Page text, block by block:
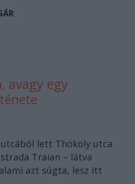
avagy egy
lett Thököly utca
Traian – látva
azt súgta, lesz itt